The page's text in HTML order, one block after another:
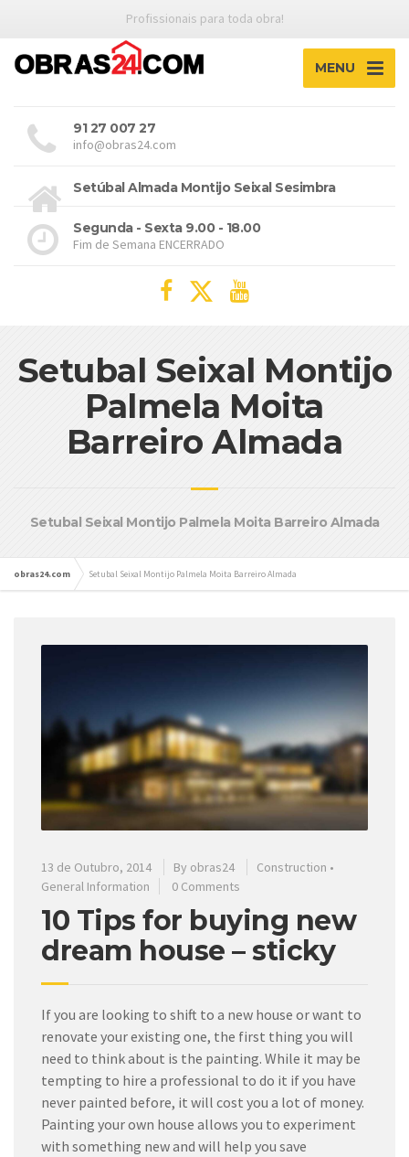
Profissionais para toda obra!
MENU
91 27 007 27
info@obras24.com
Setúbal Almada Montijo Seixal Sesimbra
Segunda - Sexta 9.00 - 18.00
Fim de Semana ENCERRADO
Setubal Seixal Montijo
Palmela Moita
Barreiro Almada
Setubal Seixal Montijo Palmela Moita Barreiro Almada
obras24.com Setubal Seixal Montijo Palmela Moita Barreiro Almada
13 de Outubro, 2014 By obras24 Construction •
General Information
0 Comments
10 Tips for buying new
dream house – sticky
If you are looking to shift to a new house or want to
renovate your existing one, the first thing you will
need to think about is the painting. While it may be
tempting to hire a professional to do it if you have
never painted before, it will cost you a lot of money.
Painting your own house allows you to experiment
with something new and will help you save